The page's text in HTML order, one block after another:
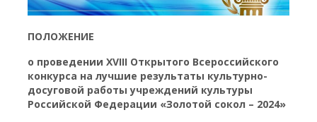
ПОЛОЖЕНИЕ
о проведении ХVIII Открытого Всероссийского
конкурса на лучшие результаты культурно-
досуговой работы учреждений культуры
Российской Федерации «Золотой сокол – 2024»